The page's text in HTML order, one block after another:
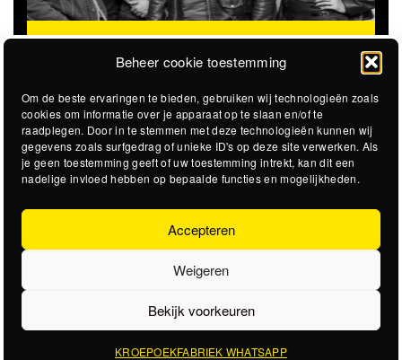
Beheer cookie toestemming
Om de beste ervaringen te bieden, gebruiken wij technologieën zoals
cookies om informatie over je apparaat op te slaan en/of te
raadplegen. Door in te stemmen met deze technologieën kunnen wij
gegevens zoals surfgedrag of unieke ID's op deze site verwerken. Als
je geen toestemming geeft of uw toestemming intrekt, kan dit een
nadelige invloed hebben op bepaalde functies en mogelijkheden.
Accepteren
Weigeren
Bekijk voorkeuren
KROEPOEKFABRIEK WHATSAPP
STICKY SWEET
@STADSSTRAND
STEVIGE GARAGEROCK OP HET
STADSSTRAND